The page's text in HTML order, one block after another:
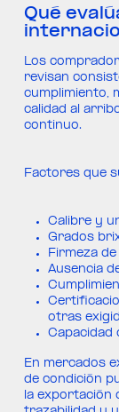
Qué
Los
revisan
cumplimiento,
calidad al
continuo.
Factores que
Calibre y
Grados
Firmeza
Ausencia
otras
Capacidad
En mercados
de condición
la exportación